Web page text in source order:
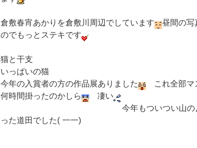
倉敷春宵あかりを倉敷川周辺でしています
昼間の写
のでもっとステキです
猫と干支
いっぱいの猫
今年の入賞者の方の作品展ありました
これ全部マ
何時間掛ったのかしら
凄い
今年もついつい山のようにマス
った道田でした( 一一)